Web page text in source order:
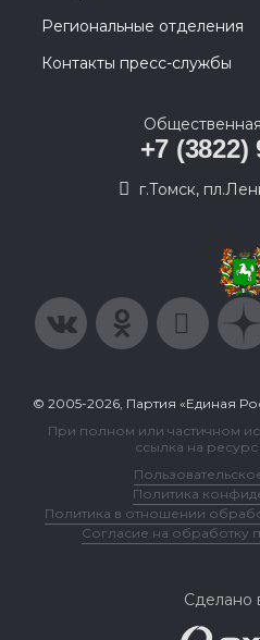
Региональные отделения
Контакты пресс-службы
+7 (3822)
г.Томск,
© 2005-2026, Партия «Единая
При полном или частичном
ссылка на ресурс
Политика
Политика в отношении
Согласие на обработку
Сделано